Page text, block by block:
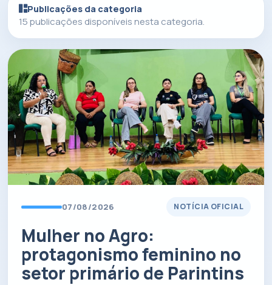
Publicações da categoria
15 publicações disponíveis nesta categoria.
07/08/2026 NOTÍCIA OFICIAL
Mulher no Agro:
protagonismo feminino no
setor primário de Parintins